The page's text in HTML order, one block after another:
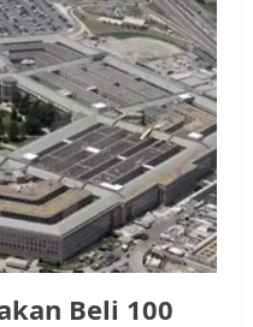
Beli 100
Batam, Warga
Protes Lahan Mereka
Sekolah Rakyat
0
Ajukan
Wali Kota